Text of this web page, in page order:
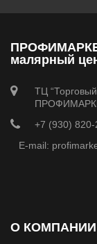
малярный
ТЦ
+7 (930) 820-
E-mail:
О КОМПАНИИ